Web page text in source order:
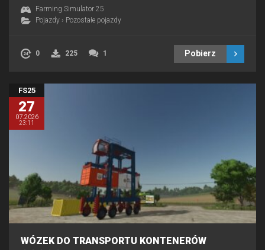
Farming Simulator 25
Pojazdy › Pozostałe pojazdy
0 225 1 Pobierz
FS25
27
07.2026
23:11
WÓZEK DO TRANSPORTU KONTENERÓW